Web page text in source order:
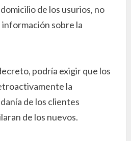
de los usurios, no
sobre la
podría exigir que los
la
de los clientes
de los nuevos.